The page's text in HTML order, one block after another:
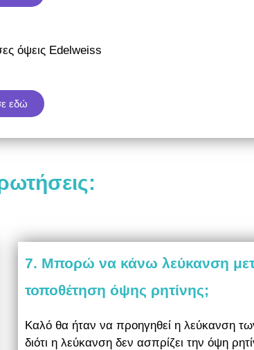
όψεις Edelweiss
εδώ
7. Μπορώ να κάνω λεύκανση
τοποθέτηση όψης ρητίνης;
Καλό θα ήταν να προηγηθεί η λεύκανση
διότι η λεύκανση δεν ασπρίζει την όψη